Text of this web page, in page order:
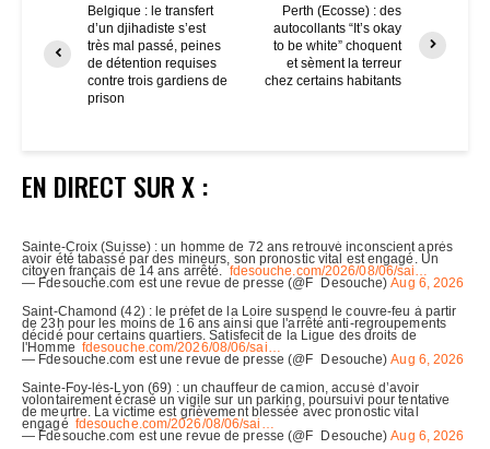
Belgique : le transfert
d’un djihadiste s’est
très mal passé, peines
de détention requises
contre trois gardiens de
prison
Perth (Ecosse) : des
autocollants “It’s okay
to be white” choquent
et sèment la terreur
chez certains habitants
EN DIRECT SUR X :